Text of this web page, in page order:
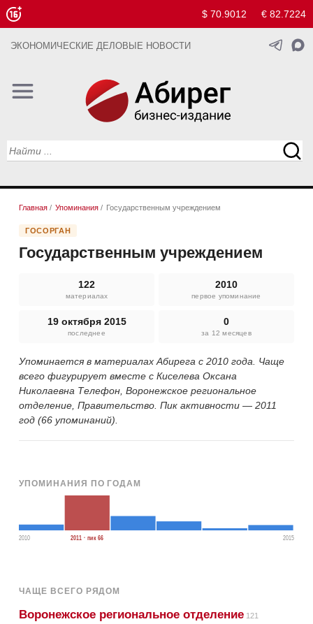
$ 70.9012 € 82.7224
ЭКОНОМИЧЕСКИЕ ДЕЛОВЫЕ НОВОСТИ
Главная / Упоминания / Государственным учреждением
ГОСОРГАН
Государственным учреждением
122
материалах
2010
первое упоминание
19 октября 2015
последнее
0
за 12 месяцев
Упоминается в материалах Абирега с 2010 года. Чаще
всего фигурирует вместе с Киселева Оксана
Николаевна Телефон, Воронежское региональное
отделение, Правительство. Пик активности — 2011
год (66 упоминаний).
УПОМИНАНИЯ ПО ГОДАМ
2010 2011 · пик 66 2015
ЧАЩЕ ВСЕГО РЯДОМ
Воронежское региональное отделение 121